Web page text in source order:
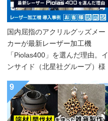
国内屈指のアクリルグッズメー
カーが最新レーザー加工機
「Piolas400」を選んだ理由。イ
ンサイド（北星社グループ）様
9